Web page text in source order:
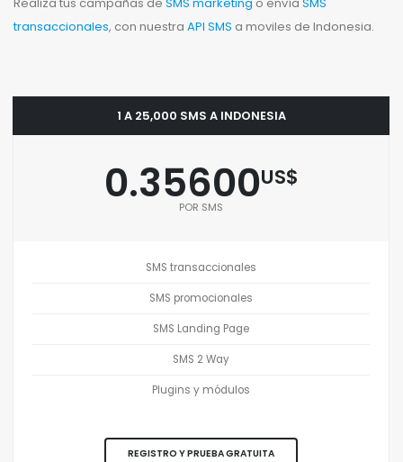
Realiza tus campañas de SMS marketing o envía SMS
transaccionales, con nuestra API SMS a moviles de Indonesia.
1 A 25,000 SMS A INDONESIA
0.35600US$
POR SMS
SMS transaccionales
SMS promocionales
SMS Landing Page
SMS 2 Way
Plugins y módulos
REGISTRO Y PRUEBA GRATUITA